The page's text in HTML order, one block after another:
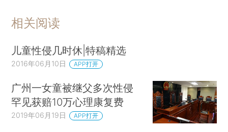
相关阅读
儿童性侵几时休|特稿精选
2016年06月10日 APP打开
广州一女童被继父多次性侵
罕见获赔10万心理康复费
2019年06月19日 APP打开